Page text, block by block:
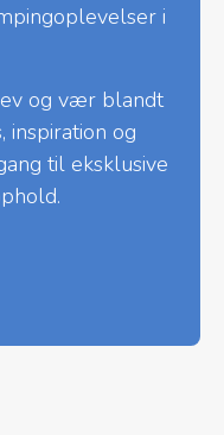
i
og vær blandt
inspiration og
til eksklusive